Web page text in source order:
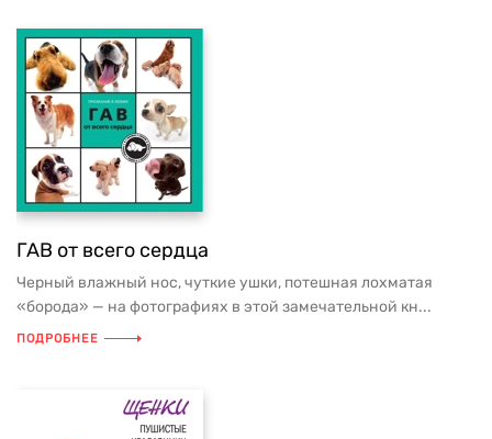
ГАВ от всего сердца
Черный влажный нос, чуткие ушки, потешная лохматая
«борода» — на фотографиях в этой замечательной кн...
ПОДРОБНЕЕ